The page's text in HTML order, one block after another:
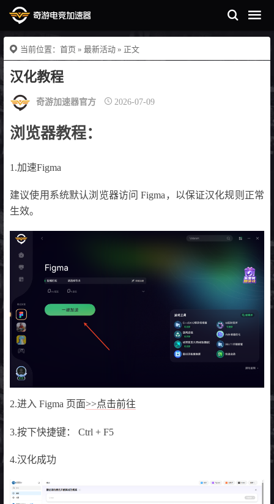
当前位置： 首页 » 最新活动 » 正文
汉化教程
奇游加速器官方 2026-07-09
浏览器教程：
1.加速Figma
建议使用系统默认浏览器访问 Figma，以保证汉化规则正常
生效。
2.进入 Figma 页面>>点击前往
3.按下快捷键： Ctrl + F5
4.汉化成功